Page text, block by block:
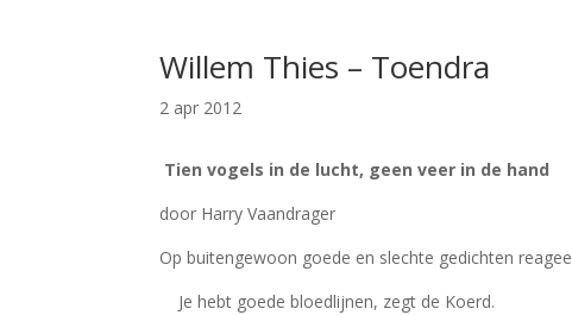
Willem Thies – Toendra
2 apr 2012
Tien vogels in de lucht, geen veer in de hand
door Harry Vaandrager
Op buitengewoon goede en slechte gedichten
Je hebt goede bloedlijnen, zegt de Koerd.